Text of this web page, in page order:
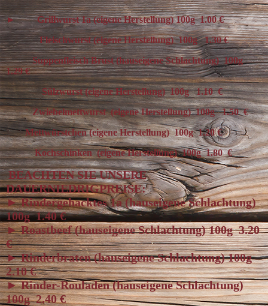
►Grillwurst 1a (eigene Herstellung) 100g 1.00 €
Fleischwurst (eigene Herstellung) 100g 1.30 €
Suppenfleisch Brust (hauseigene Schlachtung) 100g
1.29 €
Sülzwurst (eigene Herstellung) 100g 1.10 €
Zwiebelmettwurst (eigene Herstellung) 100g 1.50 €
Mettwürstchen (eigene Herstellung) 100g 1.20 €
Kochschinken (eigene Herstellung) 100g 1.80 €
BEACHTEN SIE UNSERE
DAUERNIEDRIGPREISE:
► Rindergehacktes 1a (hauseigene Schlachtung)
100g 1.40 €
► Roastbeef (hauseigene Schlachtung) 100g 3.20
€
► Rinderbraten (hauseigene Schlachtung) 100g
2.10 €
► Rinder-Rouladen (hauseigene Schlachtung)
100g 2.40 €